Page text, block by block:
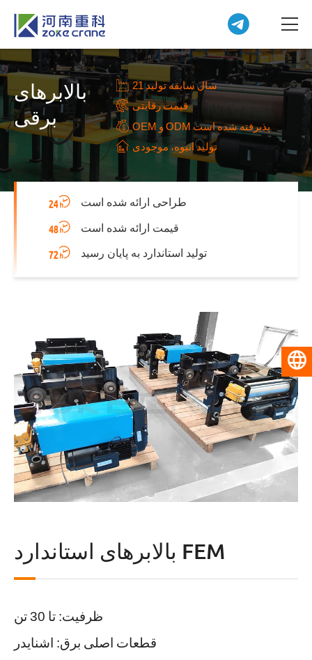
بالابرهای
برقی
21 سال سابقه تولید
قیمت رقابتی
OEM و ODM پذیرفته شده است
تولید انبوه، موجودی
طراحی ارائه شده است
قیمت ارائه شده است
تولید استاندارد به پایان رسید
بالابرهای استاندارد FEM
ظرفیت: تا 30 تن
قطعات اصلی برق: اشنایدر
فارسی